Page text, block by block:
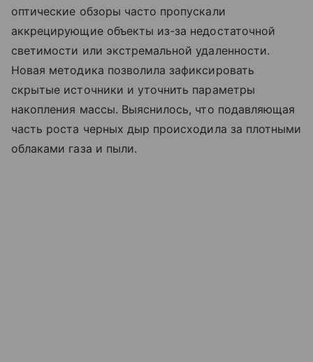
оптические обзоры часто пропускали
аккрецирующие объекты из-за недостаточной
светимости или экстремальной удаленности.
Новая методика позволила зафиксировать
скрытые источники и уточнить параметры
накопления массы. Выяснилось, что подавляющая
часть роста черных дыр происходила за плотными
облаками газа и пыли.